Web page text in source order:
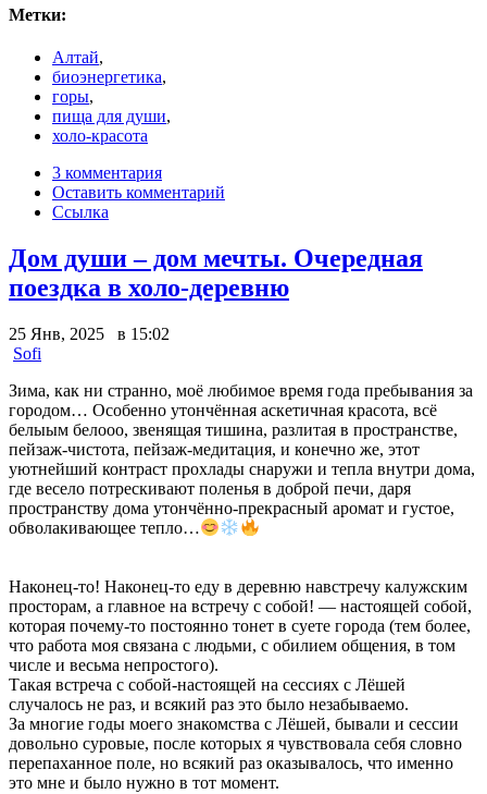
Метки:
Алтай,
биоэнергетика,
горы,
пища для души,
холо-красота
3 комментария
Оставить комментарий
Ссылка
Дом души – дом мечты. Очередная
поездка в холо-деревню
25 Янв, 2025 в 15:02
Sofi
Зима, как ни странно, моё любимое время года пребывания за
городом… Особенно утончённая аскетичная красота, всё
белыым белооо, звенящая тишина, разлитая в пространстве,
пейзаж-чистота, пейзаж-медитация, и конечно же, этот
уютнейший контраст прохлады снаружи и тепла внутри дома,
где весело потрескивают поленья в доброй печи, даря
пространству дома утончённо-прекрасный аромат и густое,
обволакивающее тепло…
Наконец-то! Наконец-то еду в деревню навстречу калужским
просторам, а главное на встречу с собой! — настоящей собой,
которая почему-то постоянно тонет в суете города (тем более,
что работа моя связана с людьми, с обилием общения, в том
числе и весьма непростого).
Такая встреча с собой-настоящей на сессиях с Лёшей
случалось не раз, и всякий раз это было незабываемо.
За многие годы моего знакомства с Лёшей, бывали и сессии
довольно суровые, после которых я чувствовала себя словно
перепаханное поле, но всякий раз оказывалось, что именно
это мне и было нужно в тот момент.